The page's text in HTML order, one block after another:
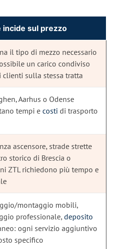
incide sul prezzo
il tipo di mezzo necessario
un carico condiviso
clienti sulla stessa tratta
Aarhus o Odense
tempi ecosti di trasporto
ascensore, strade strette
storico di Brescia o
ZTL richiedono più tempo e
montaggio mobili,
professionale, deposito
ogni servizio aggiuntivo
specifico